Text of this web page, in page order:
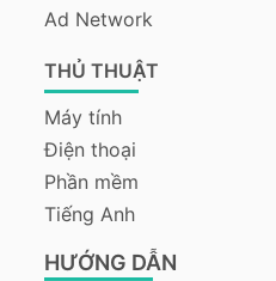
Ad Network
THỦ THUẬT
Máy tính
Điện thoại
Phần mềm
Tiếng Anh
HƯỚNG DẪN